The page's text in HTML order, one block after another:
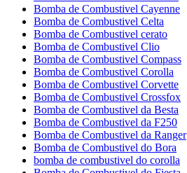
Bomba de Combustivel Cayenne
Bomba de Combustivel Celta
Bomba de Combustivel cerato
Bomba de Combustivel Clio
Bomba de Combustivel Compass
Bomba de Combustivel Corolla
Bomba de Combustivel Corvette
Bomba de Combustivel Crossfox
Bomba de Combustivel da Besta
Bomba de Combustivel da F250
Bomba de Combustivel da Ranger
Bomba de Combustivel do Bora
bomba de combustivel do corolla